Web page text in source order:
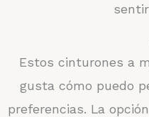
Estos cinturones a
gusta cómo puedo
preferencias. La